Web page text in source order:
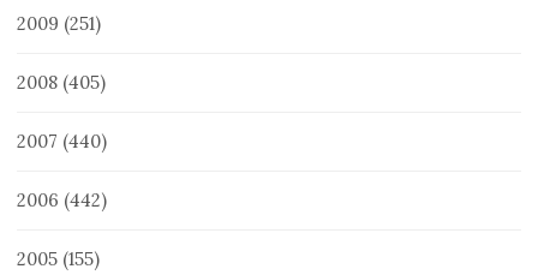
2009 (251)
2008 (405)
2007 (440)
2006 (442)
2005 (155)